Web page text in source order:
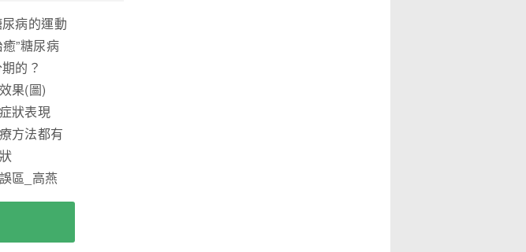
病的運動
”糖尿病
的？
果(圖)
狀表現
方法都有
區_高燕